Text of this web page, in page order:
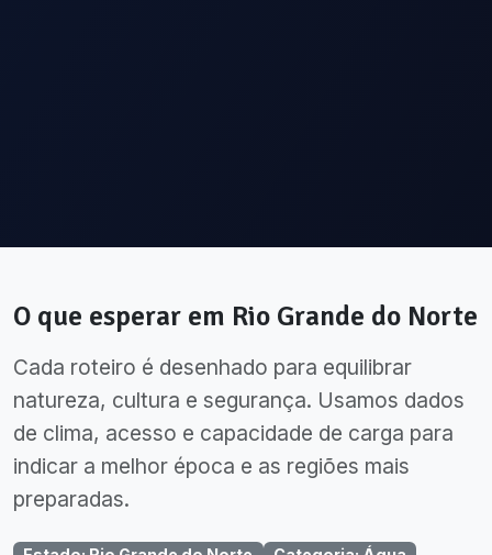
O que esperar em Rio Grande do Norte
Cada roteiro é desenhado para equilibrar
natureza, cultura e segurança. Usamos dados
de clima, acesso e capacidade de carga para
indicar a melhor época e as regiões mais
preparadas.